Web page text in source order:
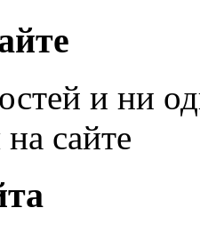
и ни
на сайте